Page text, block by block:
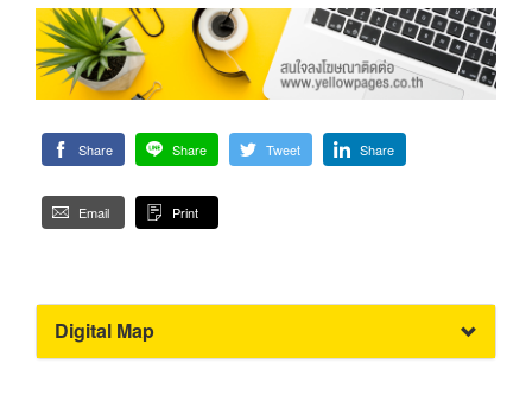
Share Share Tweet Share
Email Print
Digital Map